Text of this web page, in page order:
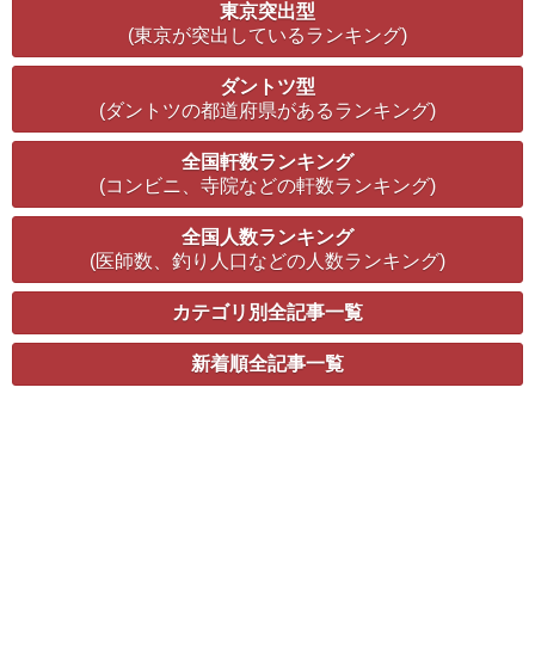
東京突出型
(東京が突出しているランキング)
ダントツ型
(ダントツの都道府県があるランキング)
全国軒数ランキング
(コンビニ、寺院などの軒数ランキング)
全国人数ランキング
(医師数、釣り人口などの人数ランキング)
カテゴリ別全記事一覧
新着順全記事一覧